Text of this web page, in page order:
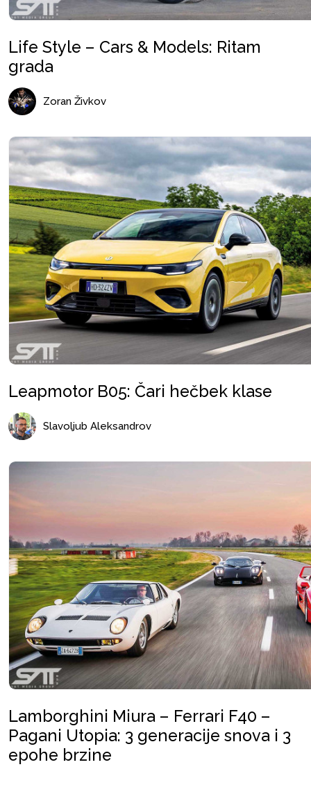
Life Style – Cars & Models: Ritam
grada
Zoran Živkov
Leapmotor B05: Čari hečbek klase
Slavoljub Aleksandrov
Lamborghini Miura – Ferrari F40 –
Pagani Utopia: 3 generacije snova i 3
epohe brzine